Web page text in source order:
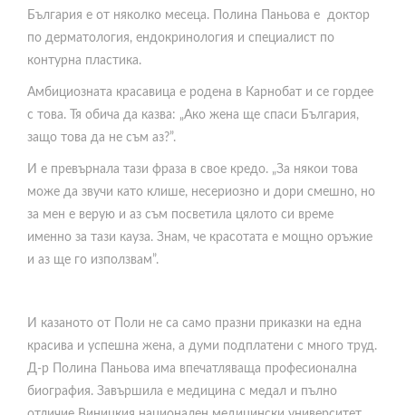
България е от няколко месеца. Полина Паньова е доктор
по дерматология, ендокринология и специалист по
контурна пластика.
Амбициозната красавица е родена в Карнобат и се гордее
с това. Тя обича да казва: „Ако жена ще спаси България,
защо това да не съм аз?”.
И е превърнала тази фраза в свое кредо. „За някои това
може да звучи като клише, несериозно и дори смешно, но
за мен е верую и аз съм посветила цялото си време
именно за тази кауза. Знам, че красотата е мощно оръжие
и аз ще го използвам”.
И казаното от Поли не са само празни приказки на една
красива и успешна жена, а думи подплатени с много труд.
Д-р Полина Паньова има впечатляваща професионална
биография. Завършила е медицина с медал и пълно